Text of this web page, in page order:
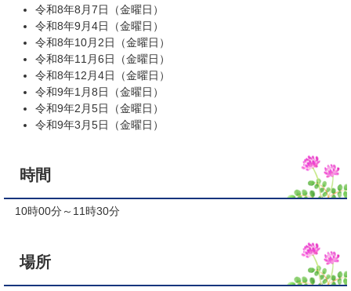
令和8年8月7日（金曜日）
令和8年9月4日（金曜日）
令和8年10月2日（金曜日）
令和8年11月6日（金曜日）
令和8年12月4日（金曜日）
令和9年1月8日（金曜日）
令和9年2月5日（金曜日）
令和9年3月5日（金曜日）
時間
10時00分～11時30分
場所